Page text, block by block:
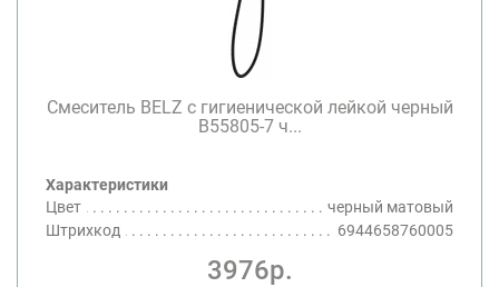
Смеситель BELZ с гигиенической лейкой черный
B55805-7 ч...
Характеристики
Цвет
черный матовый
Штрихкод
6944658760005
3976р.